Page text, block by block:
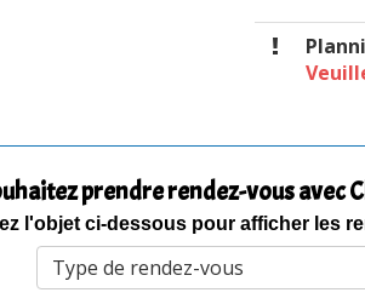
prendre rendez-vous avec
l'objet ci-dessous pour afficher les
Type de rendez-vous